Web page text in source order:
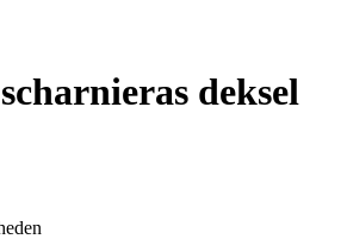
deksel